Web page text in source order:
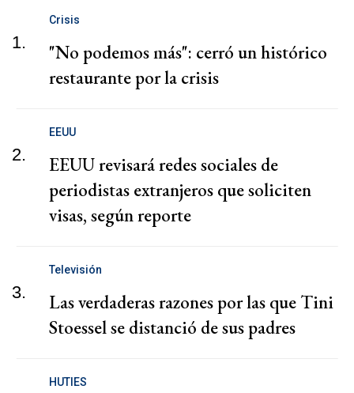
1.
Crisis
"No podemos más": cerró un histórico
restaurante por la crisis
2.
EEUU
EEUU revisará redes sociales de
periodistas extranjeros que soliciten
visas, según reporte
3.
Televisión
Las verdaderas razones por las que Tini
Stoessel se distanció de sus padres
HUTIES